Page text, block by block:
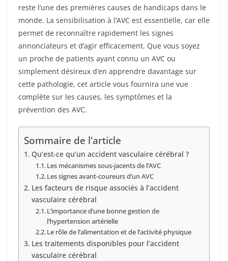
reste l’une des premières causes de handicaps dans le
monde. La sensibilisation à l’AVC est essentielle, car elle
permet de reconnaître rapidement les signes
annonciateurs et d’agir efficacement. Que vous soyez
un proche de patients ayant connu un AVC ou
simplement désireux d’en apprendre davantage sur
cette pathologie, cet article vous fournira une vue
complète sur les causes, les symptômes et la
prévention des AVC.
Sommaire de l'article
Qu’est-ce qu’un accident vasculaire cérébral ?
Les mécanismes sous-jacents de l’AVC
Les signes avant-coureurs d’un AVC
Les facteurs de risque associés à l’accident
vasculaire cérébral
L’importance d’une bonne gestion de
l’hypertension artérielle
Le rôle de l’alimentation et de l’activité physique
Les traitements disponibles pour l’accident
vasculaire cérébral